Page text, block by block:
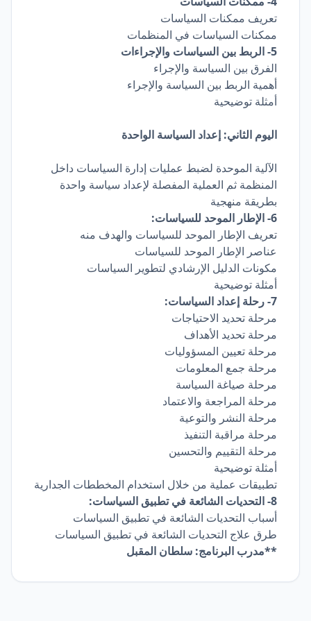
تعريف ممكنات السياسات
ممكنات السياسات في المنظمات
5- الربط بين السياسات والإجراءات
الفرق بين السياسة والإجراء
أهمية الربط بين السياسة والإجراء
أمثلة توضيحية
اليوم الثاني: إعداد السياسة الواحدة
الآلية الموحدة لضبط عمليات إدارة السياسات داخل
المنظمة ثم العملية المفصلة لإعداد سياسة واحدة
بطريقة منهجية
6- الإطار الموحد للسياسات:
تعريف الإطار الموحد للسياسات والهدف منه
عناصر الإطار الموحد للسياسات
مكونات الدليل الإرشادي لتطوير السياسات
أمثلة توضيحية
7- رحلة إعداد السياسات:
مرحلة تحديد الاحتياجات
مرحلة تحديد الأهداف
مرحلة تعيين المسؤوليات
مرحلة جمع المعلومات
مرحلة صياغة السياسة
مرحلة المراجعة والاعتماد
مرحلة النشر والتوعية
مرحلة مراقبة التنفيذ
مرحلة التقييم والتحسين
أمثلة توضيحية
تطبيقات عملية من خلال استخدام المخططات الجدارية
8- التحديات الشائعة في تطبيق السياسات:
أسباب التحديات الشائعة في تطبيق السياسات
طرق علاج التحديات الشائعة في تطبيق السياسات
**مدرب البرنامج: سلطان المقبل